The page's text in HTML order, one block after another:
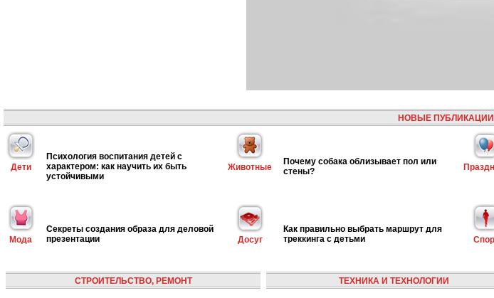
НОВЫЕ
Дети
Психология воспитания детей с
характером: как научить их быть
устойчивыми
Животные
Почему собака облизывает пол или
стены?
Мода
Секреты создания образа для деловой
презентации
Досуг
Как правильно выбрать маршрут для
треккинга с детьми
СТРОИТЕЛЬСТВО, РЕМОНТ ТЕХНИКА И ТЕХНОЛОГИИ